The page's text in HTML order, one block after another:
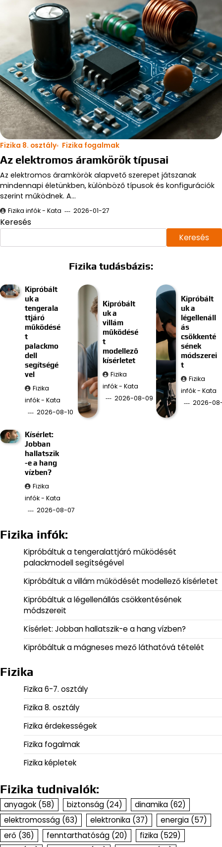
Fizika 8. osztály Fizika fogalmak
Az elektromos áramkörök típusai
Az elektromos áramkörök alapvető szerepet játszanak
mindennapi életünkben, különböző típusok és konfigurációk
szerint működnek. A…
Fizika infók - Kata 2026-01-27
Keresés
Keresés
Fizika tudásbázis:
Kipróbált
uk a
tengerala
ttjáró
működésé
t
palackmo
dell
segítségé
vel
Fizika
infók - Kata
2026-08-10
Kipróbált
uk a
villám
működésé
t
modellező
kísérletet
Fizika
infók - Kata
2026-08-09
Kipróbált
uk a
légellenáll
ás
csökkenté
sének
módszerei
t
Fizika
infók - Kata
2026-
Kísérlet:
Jobban
hallatszik
-e a hang
vízben?
Fizika
infók - Kata
2026-08-07
Fizika infók:
Kipróbáltuk a tengeralattjáró működését
palackmodell segítségével
Kipróbáltuk a villám működését modellező kísérletet
Kipróbáltuk a légellenállás csökkentésének
módszereit
Kísérlet: Jobban hallatszik-e a hang vízben?
Kipróbáltuk a mágneses mező láthatóvá tételét
Fizika
Fizika 6-7. osztály
Fizika 8. osztály
Fizika érdekességek
Fizika fogalmak
Fizika képletek
Fizika tudnivalók:
anyagok (58) biztonság (24) dinamika (62)
elektromosság (63) elektronika (37) energia (57)
erő (36) fenntarthatóság (20) fizika (529)